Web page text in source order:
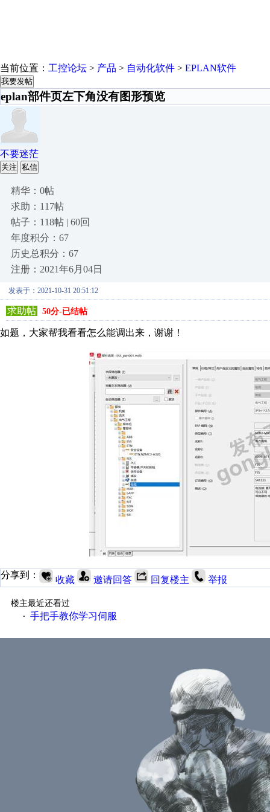
当前位置： 工控论坛 > 产品 > 自动化软件 > EPLAN软件
我要发帖
eplan部件页左下角没有图形预览
不要迷茫
关注 私信
精华：0帖
求助：117帖
帖子：118帖 | 60回
年度积分：67
历史总积分：67
注册：2021年6月04日
发表于：2021-10-31 20:51:12
求助帖 50分-已结帖
如题，大家帮我看看怎么能调出来，谢谢！
分享到： 收藏 邀请回答 回复楼主 举报
楼主最近还看过
· 手把手教你学习伺服